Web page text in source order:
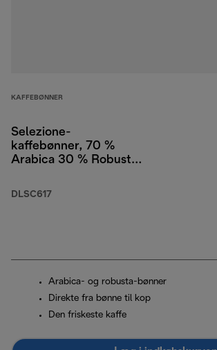
KAFFEBØNNER
Selezione-
kaffebønner, 70 %
Arabica 30 % Robusta,
DLSC617
Arabica- og robusta-bønner
Direkte fra bønne til kop
Den friskeste kaffe